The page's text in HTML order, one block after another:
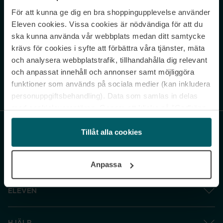
För att kunna ge dig en bra shoppingupplevelse använder
Eleven cookies. Vissa cookies är nödvändiga för att du
ska kunna använda vår webbplats medan ditt samtycke
krävs för cookies i syfte att förbättra våra tjänster, mäta
och analysera webbplatstrafik, tillhandahålla dig relevant
och anpassat innehåll och annonser samt möjliggöra
funktioner som används på sociala medier (kan inkludera
personuppgiftsbehandling). Data som samlas in delas
och gå vidare” accepterar du samtliga cookies medan du
under ”Inställningar” kan anpassa användningen av
cookies. Du kan återkalla ditt samtycke när som helst.
Tillåt alla cookies
Anpassa
Never miss a beat.
Sign up to our newsletter.
Genom att prenumerera accepterar du vår Integritetspolicy. Avprenumerera
ELEVEN